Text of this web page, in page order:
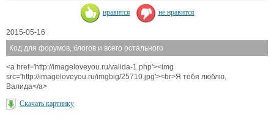
нравится не нравится
2015-05-16
Код для форумов, блогов и всего остального
<a href='http://imageloveyou.ru/valida-1.php'><img
src='http://imageloveyou.ru/imgbig/25710.jpg'><br>Я тебя люблю,
Валида</a>
Скачать картинку